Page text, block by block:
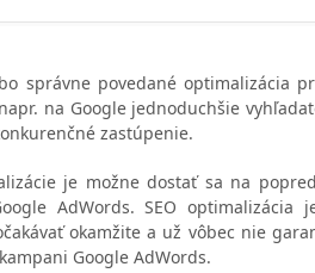
správne povedané optimalizácia
na Google jednoduchšie
zastúpenie.
je možne dostať sa na
AdWords. SEO
okamžite a už vôbec nie
Google AdWords.